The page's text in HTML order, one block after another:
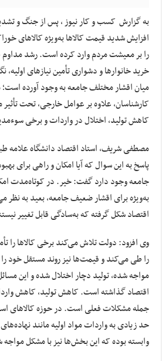
به گزارش کسب و کار نیوز ، پس از جنگ و
افزایش شدید قیمت کالاها به‌ویژه کالاهای
را بر معیشت مردم وارد کرده است. رشد
خرید خانوارها و دشواری تأمین نیازهای
میان اقشار مختلف جامعه به وجود آورده
کارشناسان، علاوه بر عوامل خارجی، تحت
کاهش تولید، اختلال در واردات و برخی
مصطفی شریف، استاد اقتصاد دانشگاه علامه
پاسخ به این سوال که آیا امکان و راهی برای
جامعه وجود دارد گفت: خیر. در کوتاه‌مدت
به‌ویژه برای اقشار ضعیف جامعه، بعید به نظر
اقتصاد شکل گرفته که به‌سادگی قابل تغییر
وی افزود: دولت تلاش می‌کند برخی کالاها را
را طی می‌کند و قیمت‌ها نیز روند مستقل خود
مواجه شده، تولید دچار اختلال شده و این
اقتصاد گذاشته است. کاهش تولید، کاهش
جمله مشکلات فعلی است. در حوزه کالاهای
حد زیادی به واردات مواد اولیه مانند
وابسته بوده که این بخش‌ها نیز با مشکل